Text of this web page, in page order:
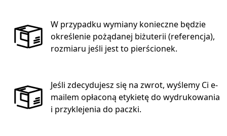
W przypadku wymiany konieczne będzie
określenie pożądanej biżuterii (referencja),
rozmiaru jeśli jest to pierścionek.
Jeśli zdecydujesz się na zwrot, wyślemy Ci e-
mailem opłaconą etykietę do wydrukowania
i przyklejenia do paczki.